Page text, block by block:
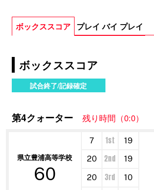
ボックススコア プレイ バイ プレイ
ボックススコア
試合終了/記録確定
第4クォーター 残り時間（0:0）
県立豊浦高等学校
60
7 1st
19
20 2nd
19
20
3rd
10